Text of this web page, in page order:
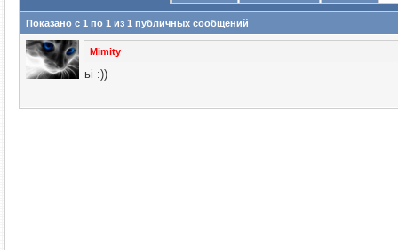
Показано с 1 по 1 из 1 публичных сообщений
Mimity
ьi :))